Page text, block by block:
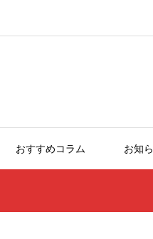
おすすめコラム お知